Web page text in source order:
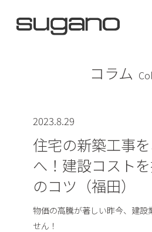
コラム
2023.8.29
住宅の新築工事
へ！建設コスト
のコツ（福田）
物価の高騰が著しい昨今、建設
せん！